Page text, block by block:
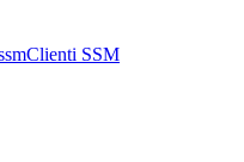
Clienti SSM